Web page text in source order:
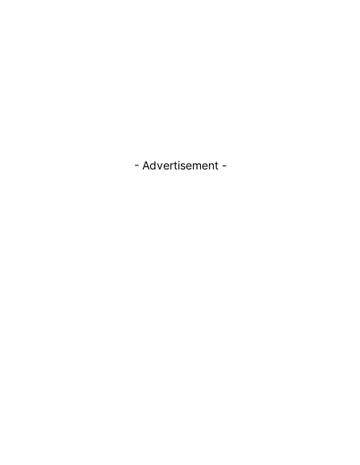
- Advertisement -